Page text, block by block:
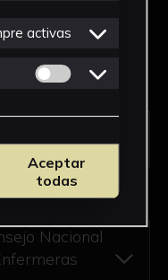
a
Nacional
activas
Permitir cookies
Aceptar
todas